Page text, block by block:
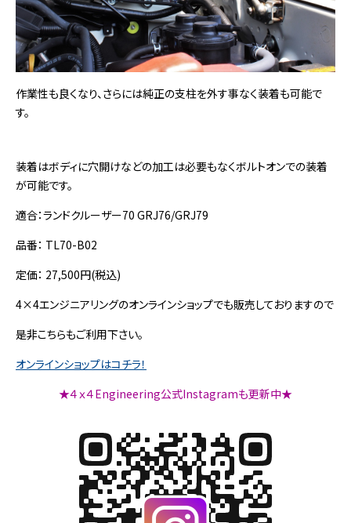
作業性も良くなり、さらには純正の支柱を外す事なく装着も可能で
す。
装着はボディに穴開けなどの加工は必要もなくボルトオンでの装着
が可能です。
適合：ランドクルーザー70 GRJ76/GRJ79
品番： TL70-B02
定価： 27,500円(税込)
4×4エンジニアリングのオンラインショップでも販売しておりますので
是非こちらもご利用下さい。
オンラインショップはコチラ！
★４ｘ４Engineering公式Instagramも更新中★